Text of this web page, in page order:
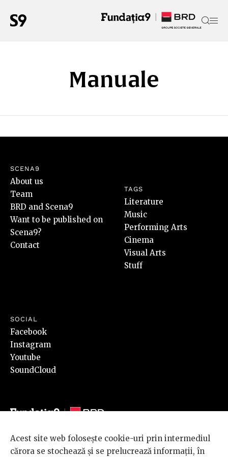
Manuale
SCENA9
About us
Team
BRD and Scena9
Want to be published on
Scena9?
Contact
TAGS
Literature
Music
Performing Arts
Cinema
Visual Arts
Stuff
SOCIAL
Facebook
Instagram
Youtube
SoundCloud
© 2026 BRD Groupe Société Générale, toate drepturile rezervate.
Acest site web folosește cookie-uri prin intermediul
cărora se stochează și se prelucrează informații, în